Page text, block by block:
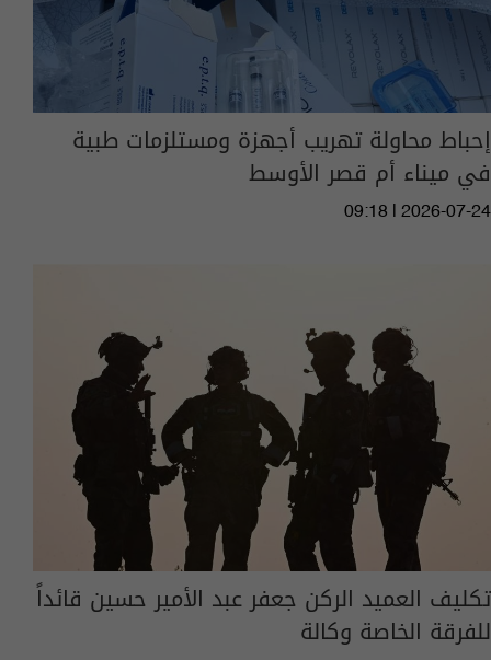
إحباط محاولة تهريب أجهزة ومستلزمات طبية
في ميناء أم قصر الأوسط
09:18 | 2026-07-24
تكليف العميد الركن جعفر عبد الأمير حسين قائداً
للفرقة الخاصة وكالة